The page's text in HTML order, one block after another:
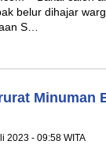
belur dihajar
S…
Minuman
2023 - 09:58 WITA